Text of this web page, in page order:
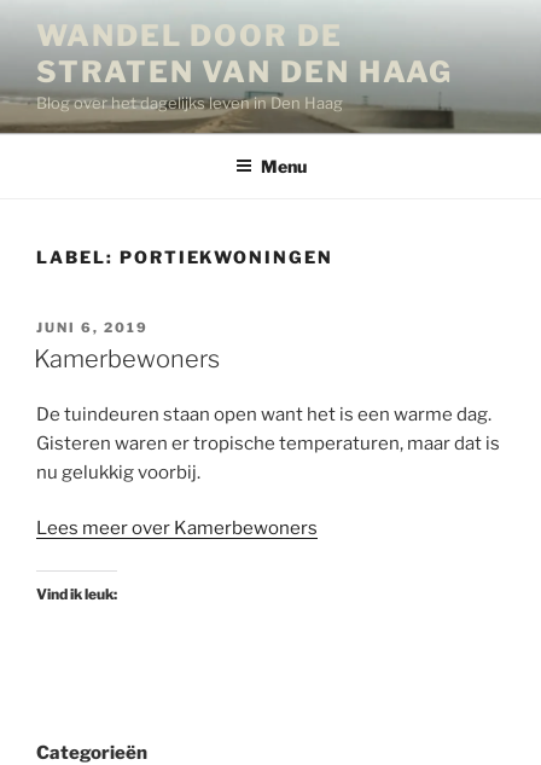
inhoud
WANDEL DOOR DE
STRATEN VAN DEN HAAG
Blog over het dagelijks leven in Den Haag
Menu
LABEL: PORTIEKWONINGEN
GEPLAATST
OP
JUNI 6, 2019
Kamerbewoners
De tuindeuren staan open want het is een warme dag.
Gisteren waren er tropische temperaturen, maar dat is
nu gelukkig voorbij.
Lees meer over Kamerbewoners
Vind ik leuk:
Categorieën